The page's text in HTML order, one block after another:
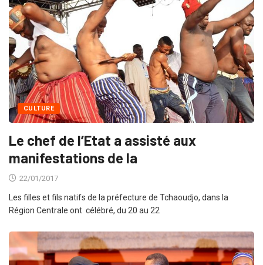
CULTURE
Le chef de l’Etat a assisté aux
manifestations de la
22/01/2017
Les filles et fils natifs de la préfecture de Tchaoudjo, dans la
Région Centrale ont célébré, du 20 au 22